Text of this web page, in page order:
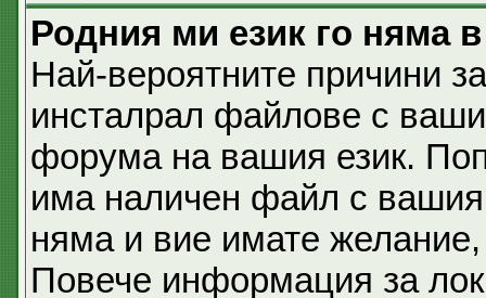
Родния ми език го няма
Най-вероятните причини
инсталрал файлове с
форума на вашия език.
има наличен файл с вашия
няма и вие имате
Повече информация за